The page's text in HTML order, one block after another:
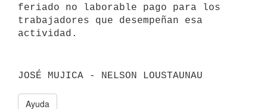
feriado no laborable pago para los
trabajadores que desempeñan esa
Ayuda